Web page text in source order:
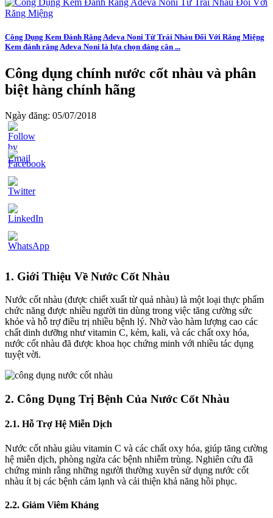
Công Dụng Kem Đánh Răng Adeva Noni Từ Trái Nhàu Đối Với Răng Miệng
Kem đánh răng Adeva Noni là lựa chọn đáng cân ...
Công dụng chính nước cốt nhàu và phân
biệt hàng chính hãng
Ngày đăng: 05/07/2018
1. Giới Thiệu Về Nước Cốt Nhàu
Nước cốt nhàu (được chiết xuất từ quả nhàu) là một loại thực phẩm
chức năng được nhiều người tin dùng trong việc tăng cường sức
khỏe và hỗ trợ điều trị nhiều bệnh lý. Nhờ vào hàm lượng cao các
chất dinh dưỡng như vitamin C, kẻm, kali, và các chất oxy hóa,
nước cốt nhàu đã được khoa học chứng minh với nhiều tác dụng
tuyệt vời.
2. Công Dụng Trị Bệnh Của Nước Cốt Nhàu
2.1. Hỗ Trợ Hệ Miễn Dịch
Nước cốt nhàu giàu vitamin C và các chất oxy hóa, giúp tăng cường
hệ miễn dịch, phòng ngừa các bệnh nhiễm trùng. Nghiên cứu đã
chứng minh rằng những người thường xuyên sử dụng nước cốt
nhàu ít bị các bệnh cảm lạnh và cải thiện khả năng hồi phục.
2.2. Giảm Viêm Kháng